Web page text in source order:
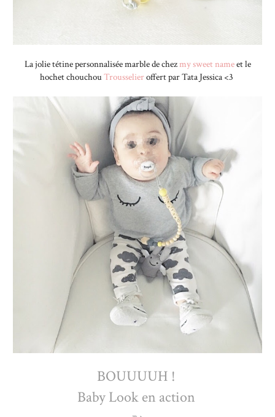
La jolie tétine personnalisée marble de chezmy sweet nameet le
hochet chouchouTrousselieroffert par Tata Jessica <3
BOUUUUH !
Baby Look en action